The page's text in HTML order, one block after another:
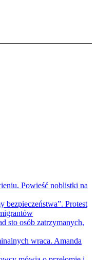
Powieść noblistki na
bezpieczeństwa”. Protest
sto osób zatrzymanych,
wraca. Amanda